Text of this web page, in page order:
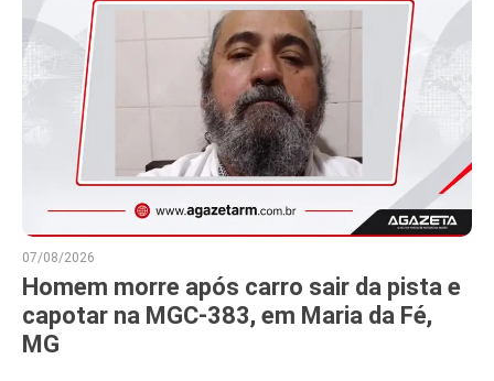
07/08/2026
Homem morre após carro sair da pista e
capotar na MGC-383, em Maria da Fé,
MG